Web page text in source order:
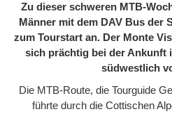
Zu dieser schweren MTB-
Männer mit dem DAV Bus der
zum Tourstart an. Der Monte
sich prächtig bei der Ankunft
südwestlich
Die MTB-Route, die Tourguide
führte durch die Cottischen